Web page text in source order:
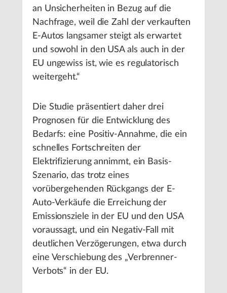
an Unsicherheiten in Bezug auf die
Nachfrage, weil die Zahl der verkauften
E-Autos langsamer steigt als erwartet
und sowohl in den USA als auch in der
EU ungewiss ist, wie es regulatorisch
weitergeht.“
Die Studie präsentiert daher drei
Prognosen für die Entwicklung des
Bedarfs: eine Positiv-Annahme, die ein
schnelles Fortschreiten der
Elektrifizierung annimmt, ein Basis-
Szenario, das trotz eines
vorübergehenden Rückgangs der E-
Auto-Verkäufe die Erreichung der
Emissionsziele in der EU und den USA
voraussagt, und ein Negativ-Fall mit
deutlichen Verzögerungen, etwa durch
eine Verschiebung des „Verbrenner-
Verbots“ in der EU.